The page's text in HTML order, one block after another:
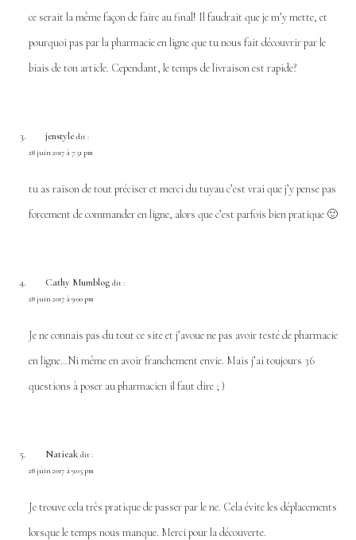
ce serait la même façon de faire au final! Il faudrait que je m’y mette, et
pourquoi pas par la pharmacie en ligne que tu nous fait découvrir par le
biais de ton article. Cependant, le temps de livraison est rapide?
jenstyle dit :
28 juin 2017 à 7:51 pm
tu as raison de tout préciser et merci du tuyau c’est vrai que j’y pense pas
forcement de commander en ligne, alors que c’est parfois bien pratique 🙂
Cathy Mumblog dit :
28 juin 2017 à 9:00 pm
Je ne connais pas du tout ce site et j’avoue ne pas avoir testé de pharmacie
en ligne…Ni même en avoir franchement envie. Mais j’ai toujours 36
questions à poser au pharmacien il faut dire ; )
Natieak dit :
28 juin 2017 à 9:05 pm
Je trouve cela très pratique de passer par le ne. Cela évite les déplacements
lorsque le temps nous manque. Merci pour la découverte.